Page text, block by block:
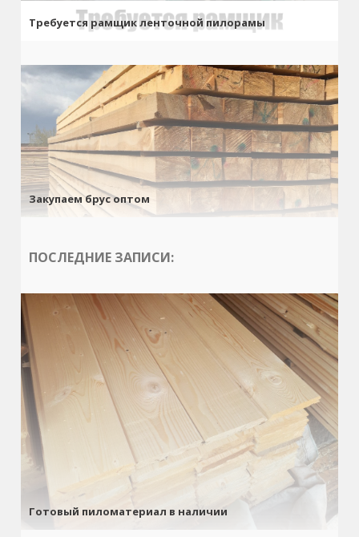
Требуется рамщик ленточной пилорамы
Закупаем брус оптом
ПОСЛЕДНИЕ ЗАПИСИ:
Готовый пиломатериал в наличии